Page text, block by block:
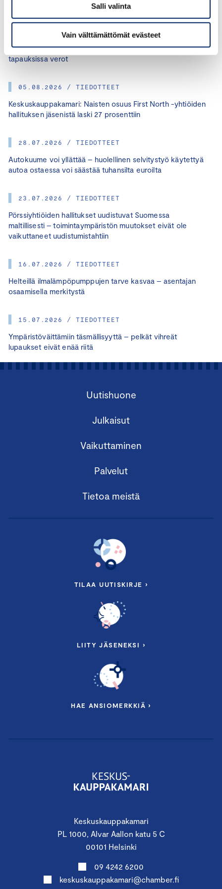
Salli valinta
Vain välttämättömät evästeet
07.08.2026 / TIEDOTTEET
Keskuskauppakamari: Moni ei tiedä, että poimituista
marjoista tai pullopanteista pitää maksaa tietyissä
tapauksissa verot
05.08.2026 / TIEDOTTEET
Keskuskauppakamari: Naisten osuus First North -yhtiöiden
hallituksen jäsenistä laski 27 prosenttiin
28.07.2026 / TIEDOTTEET
Autokuume voi yllättää – huolellinen selvitystyö käytettyä
autoa ostaessa voi säästää tuhansilta euroilta
23.07.2026 / TIEDOTTEET
Pörssiyhtiöiden hallitukset uudistuvat Suomessa
maltillisesti – toimintaympäristön muutokset eivät ole
vaikuttaneet uudistumistahtiin
16.07.2026 / TIEDOTTEET
Helteillä ilmalämpöpumppujen tarve kasvaa – asentajan
osaamisella merkitystä
15.07.2026 / TIEDOTTEET
Ympäristöväittämiin täsmällisyyttä – pelkät vihreät
lupaukset eivät enää riitä
Keskuskauppakamari
PL 1000, Alvar Aallon katu 5 C
00101 Helsinki
09 4242 6200
keskuskauppakamari@chamber.fi
Uutishuone
Julkaisut
Vaikuttaminen
Palvelut
Tietoa meistä
TILAA UUTISKIRJE ›
LIITY JÄSENEKSI ›
HAE ANSIOMERKKIÄ ›